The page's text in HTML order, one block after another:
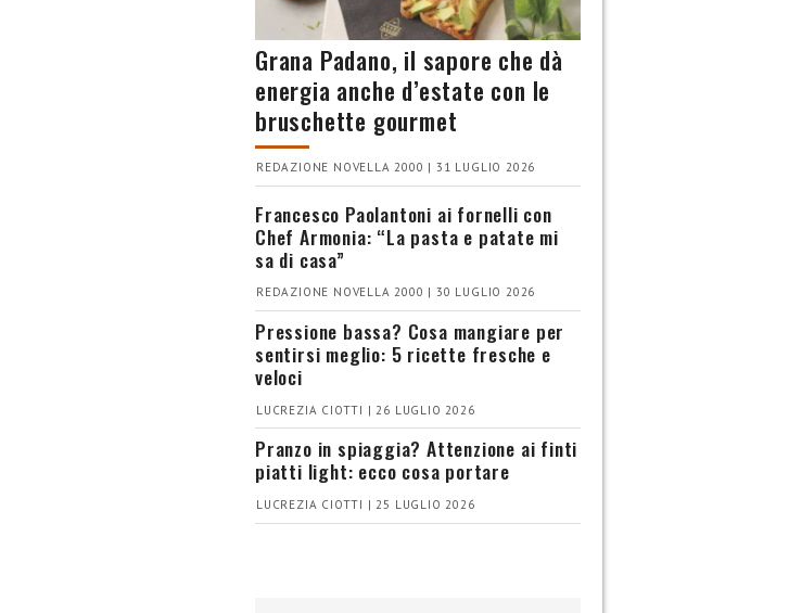
Grana Padano, il sapore che dà
energia anche d’estate con le
bruschette gourmet
REDAZIONE NOVELLA 2000 | 31 LUGLIO 2026
Francesco Paolantoni ai fornelli con
Chef Armonia: “La pasta e patate mi
sa di casa”
REDAZIONE NOVELLA 2000 | 30 LUGLIO 2026
Pressione bassa? Cosa mangiare per
sentirsi meglio: 5 ricette fresche e
veloci
LUCREZIA CIOTTI | 26 LUGLIO 2026
Pranzo in spiaggia? Attenzione ai finti
piatti light: ecco cosa portare
LUCREZIA CIOTTI | 25 LUGLIO 2026